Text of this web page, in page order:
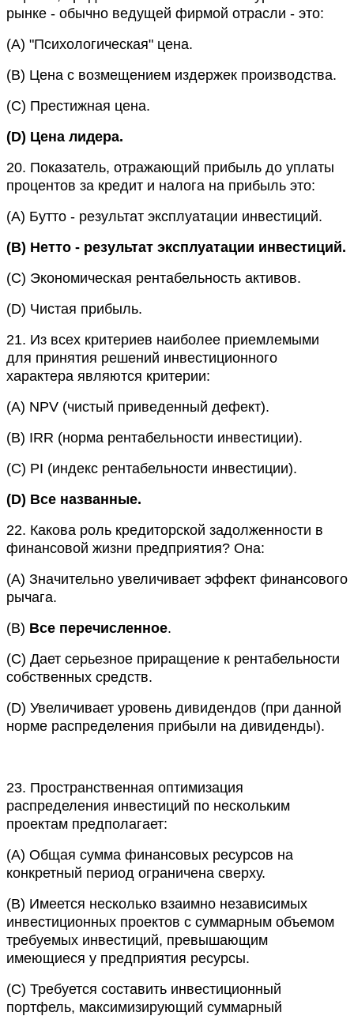
рынке - обычно ведущей фирмой отрасли - это:
(A) "Психологическая" цена.
(B) Цена с возмещением издержек производства.
(C) Престижная цена.
(D) Цена лидера.
20. Показатель, отражающий прибыль до уплаты
процентов за кредит и налога на прибыль это:
(A) Бутто - результат эксплуатации инвестиций.
(B) Нетто - результат эксплуатации инвестиций.
(C) Экономическая рентабельность активов.
(D) Чистая прибыль.
21. Из всех критериев наиболее приемлемыми
для принятия решений инвестиционного
характера являются критерии:
(A) NPV (чистый приведенный дефект).
(B) IRR (норма рентабельности инвестиции).
(C) PI (индекс рентабельности инвестиции).
(D) Все названные.
22. Какова роль кредиторской задолженности в
финансовой жизни предприятия? Она:
(A) Значительно увеличивает эффект финансового
рычага.
(B) Все перечисленное.
(C) Дает серьезное приращение к рентабельности
собственных средств.
(D) Увеличивает уровень дивидендов (при данной
норме распределения прибыли на дивиденды).
23. Пространственная оптимизация
распределения инвестиций по нескольким
проектам предполагает:
(A) Общая сумма финансовых ресурсов на
конкретный период ограничена сверху.
(B) Имеется несколько взаимно независимых
инвестиционных проектов с суммарным объемом
требуемых инвестиций, превышающим
имеющиеся у предприятия ресурсы.
(C) Требуется составить инвестиционный
портфель, максимизирующий суммарный